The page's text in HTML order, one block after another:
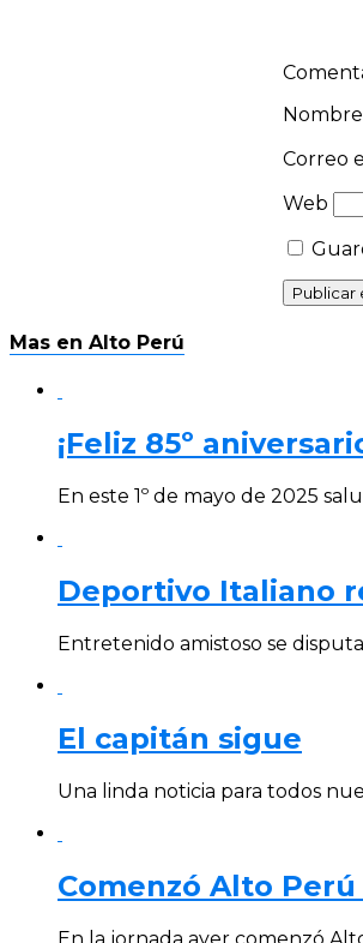
Nombre
Correo
Web
Mas en Alto Perú
¡Feliz 85º
En este 1º de mayo de 2025
Deportivo Italiano
Entretenido amistoso se
El capitán sigue
Una linda noticia para todos
Comenzó Alto
En la jornada ayer comenzó